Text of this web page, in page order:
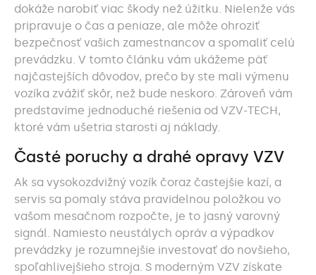
dokáže narobiť viac škody než úžitku. Nielenže vás
pripravuje o čas a peniaze, ale môže ohroziť
bezpečnosť vašich zamestnancov a spomaliť celú
prevádzku. V tomto článku vám ukážeme päť
najčastejších dôvodov, prečo by ste mali výmenu
vozíka zvážiť skôr, než bude neskoro. Zároveň vám
predstavíme jednoduché riešenia od VZV-TECH,
ktoré vám ušetria starosti aj náklady.
Časté poruchy a drahé opravy VZV
Ak sa vysokozdvižný vozík čoraz častejšie kazí, a
servis sa pomaly stáva pravidelnou položkou vo
vašom mesačnom rozpočte, je to jasný varovný
signál. Namiesto neustálych opráv a výpadkov
prevádzky je rozumnejšie investovať do novšieho,
spoľahlivejšieho stroja. S moderným VZV získate